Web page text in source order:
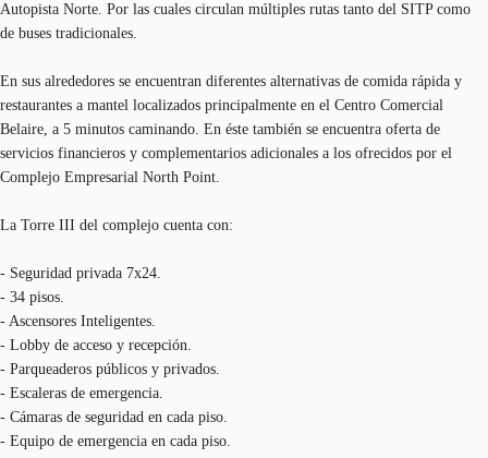
Autopista Norte. Por las cuales circulan múltiples rutas tanto del SITP como
de buses tradicionales.
En sus alrededores se encuentran diferentes alternativas de comida rápida y
restaurantes a mantel localizados principalmente en el Centro Comercial
Belaire, a 5 minutos caminando. En éste también se encuentra oferta de
servicios financieros y complementarios adicionales a los ofrecidos por el
Complejo Empresarial North Point.
La Torre III del complejo cuenta con:
- Seguridad privada 7x24.
- 34 pisos.
- Ascensores Inteligentes.
- Lobby de acceso y recepción.
- Parqueaderos públicos y privados.
- Escaleras de emergencia.
- Cámaras de seguridad en cada piso.
- Equipo de emergencia en cada piso.